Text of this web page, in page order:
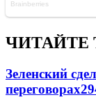
ЧИТАЙТЕ
Зеленский
переговорах